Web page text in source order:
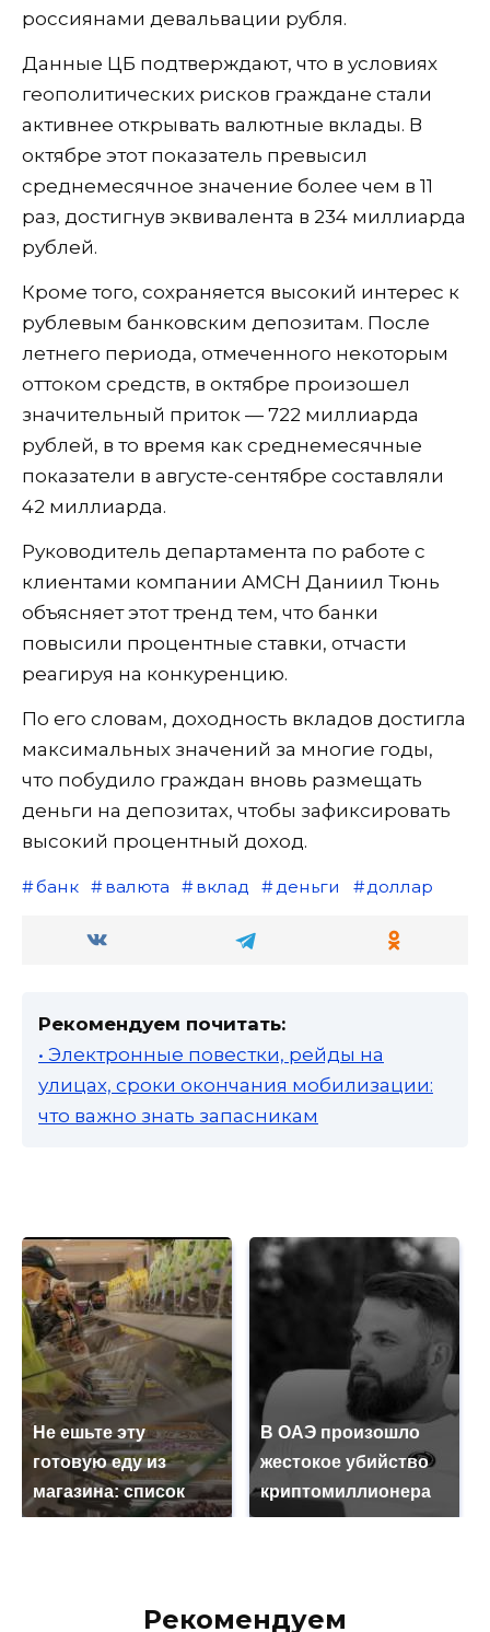
россиянами девальвации рубля.
Данные ЦБ подтверждают, что в условиях
геополитических рисков граждане стали
активнее открывать валютные вклады. В
октябре этот показатель превысил
среднемесячное значение более чем в 11
раз, достигнув эквивалента в 234 миллиарда
рублей.
Кроме того, сохраняется высокий интерес к
рублевым банковским депозитам. После
летнего периода, отмеченного некоторым
оттоком средств, в октябре произошел
значительный приток — 722 миллиарда
рублей, в то время как среднемесячные
показатели в августе-сентябре составляли
42 миллиарда.
Руководитель департамента по работе с
клиентами компании AMCH Даниил Тюнь
объясняет этот тренд тем, что банки
повысили процентные ставки, отчасти
реагируя на конкуренцию.
По его словам, доходность вкладов достигла
максимальных значений за многие годы,
что побудило граждан вновь размещать
деньги на депозитах, чтобы зафиксировать
высокий процентный доход.
банк валюта вклад деньги доллар
Рекомендуем почитать:
• Электронные повестки, рейды на
улицах, сроки окончания мобилизации:
что важно знать запасникам
Не ешьте эту
готовую еду из
магазина: список
В ОАЭ произошло
жестокое убийство
криптомиллионера
Рекомендуем